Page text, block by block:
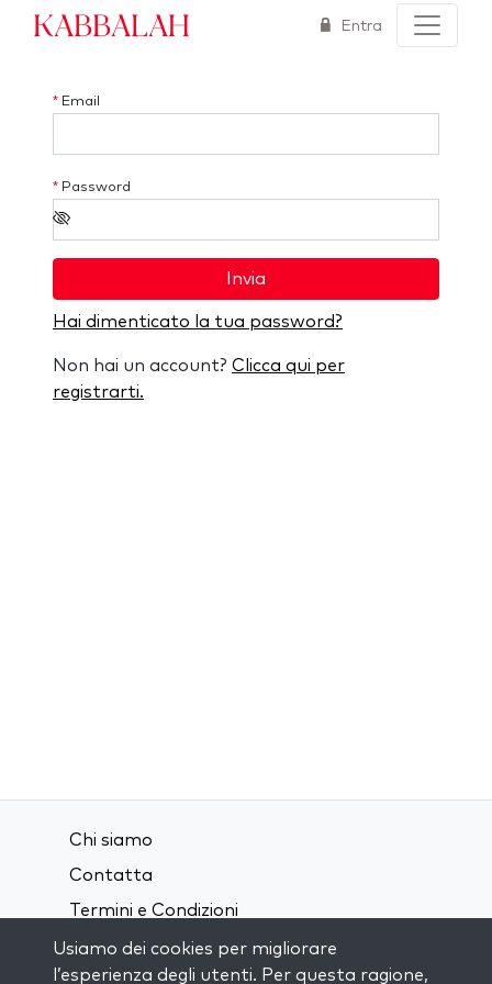
Kabbalah Entra
* Email
* Password
Invia
Hai dimenticato la tua password?
Non hai un account? Clicca qui per
registrarti.
Chi siamo
Contatta
Termini e Condizioni
Privacy Policy
Usiamo dei cookies per migliorare
l’esperienza degli utenti. Per questa ragione,